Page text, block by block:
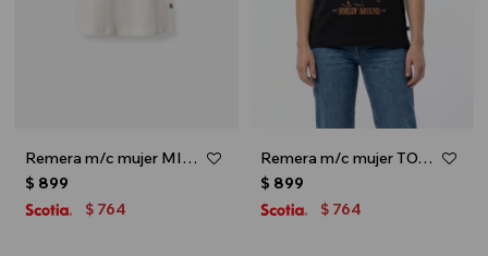
Remera m/c mujer MICKEY - Crudo
$ 899
$ 764
Remera m/c mujer TOY STORY - Negro
$ 899
$ 764